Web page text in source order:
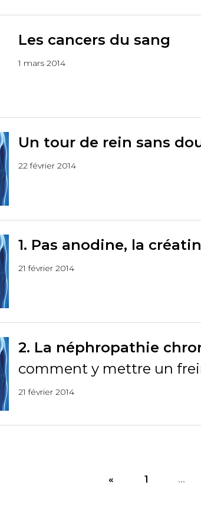
Les cancers du sang
1 mars 2014
Un tour de rein sans
22 février 2014
1. Pas anodine, la
21 février 2014
2. La néphropathie
comment y mettre un
21 février 2014
« 1 ...